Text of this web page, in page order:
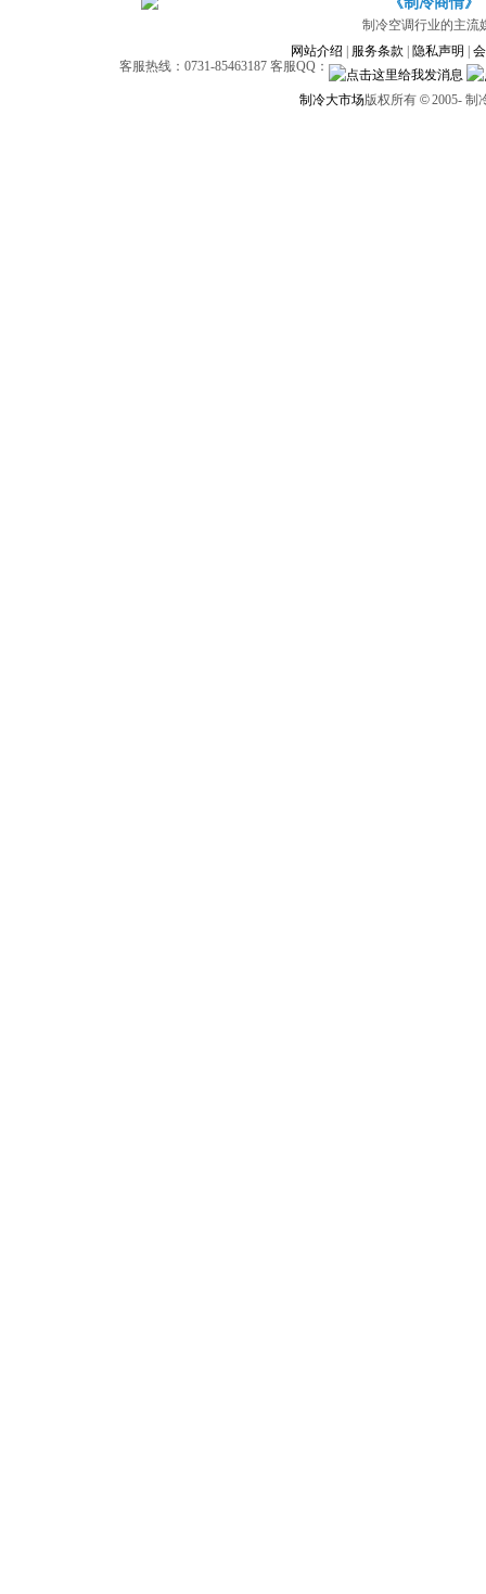
制冷空调行业的主流
网站介绍
服务条款 隐私声明
客服热线：0731-85463187 客服QQ：
制冷大市场版权所有 ©2005-制